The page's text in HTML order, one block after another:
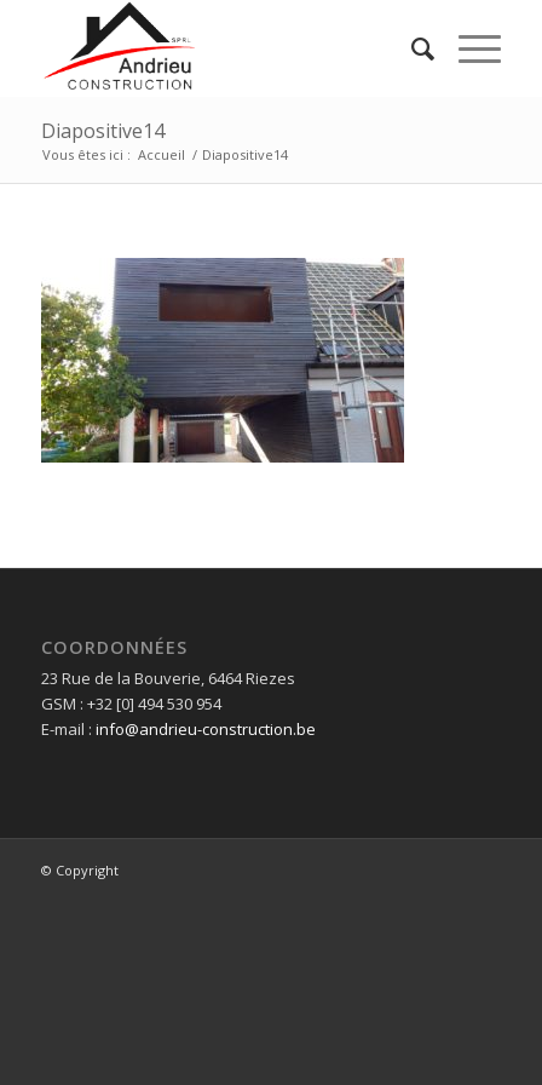
Diapositive14
Vous êtes ici : Accueil / Diapositive14
COORDONNÉES
23 Rue de la Bouverie, 6464 Riezes
GSM : +32 [0] 494 530 954
E-mail : info@andrieu-construction.be
© Copyright